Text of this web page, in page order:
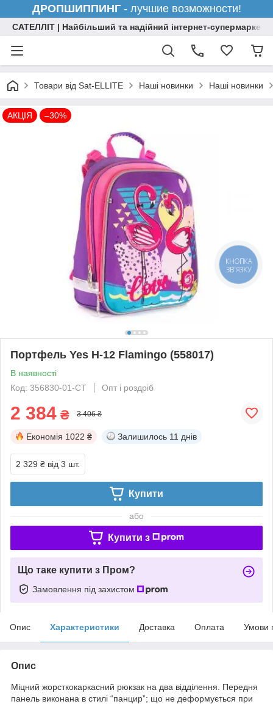
ДРОПШИППИНГ- лучшие возможности!
САТЕЛЛІТ | Найбільший та надійний інтернет-супермаркет
Товари від Sat-ELLITE Наші новинки Наші новинки
АКЦІЯ –30%
Портфель Yes H-12 Flamingo (558017)
В наявності
Код: 356830-01-СТ
Опт і роздріб
2 384 ₴ 3 406 ₴
Економія 1022 ₴ Залишилось 11 днів
2 329 ₴ від 3 шт.
Купити
або
Купити з
Що таке купити з Пром?
Замовлення під захистом
Опис Характеристики Доставка Оплата Умови
Опис
Міцний жорсткокаркасний рюкзак на два відділення. Передня
панель виконана в стилі “панцир”; що не деформується при
КНОПКА
ЗВ'ЯЗКУ